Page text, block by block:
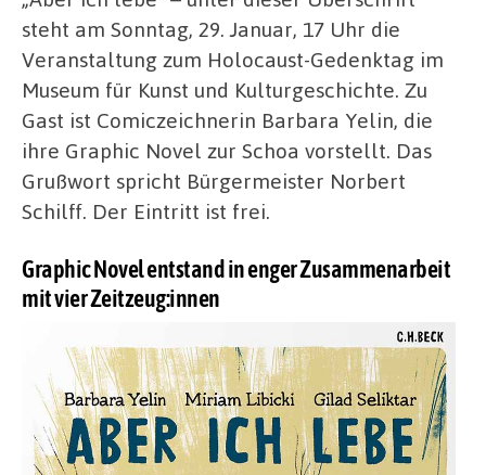
Lesung
und
Gespräch
zum
Holocaust-
Gedenktag
im
MKK
steht am Sonntag, 29. Januar, 17 Uhr die
Veranstaltung zum Holocaust-Gedenktag im
Museum für Kunst und Kulturgeschichte. Zu
Gast ist Comiczeichnerin Barbara Yelin, die
ihre Graphic Novel zur Schoa vorstellt. Das
Grußwort spricht Bürgermeister Norbert
Schilff. Der Eintritt ist frei.
Graphic Novel entstand in enger Zusammenarbeit
mit vier Zeitzeug:innen